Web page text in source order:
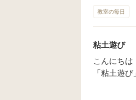
な」「どん
らしてください☎️📞 ホームページ、
非ご覧くだ
🎈 皆さま
と、子ど
「だるまさんが
いっぱいに追い
しながら、
子さまも
教室の毎日
粘土遊び
こんにち
「粘土遊び」のひ
れど、こ